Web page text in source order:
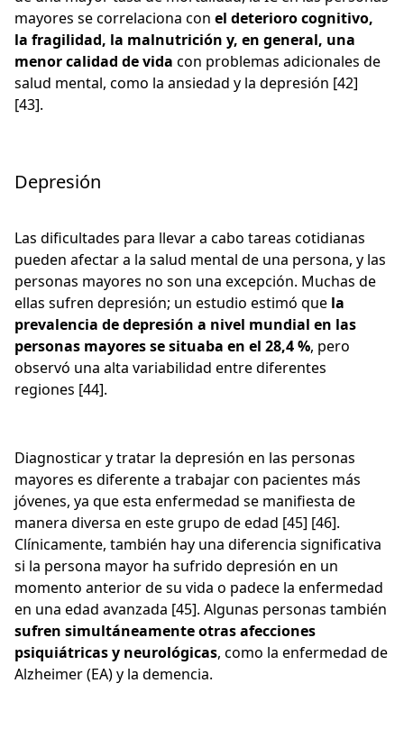
mayores se correlaciona con el deterioro cognitivo,
la fragilidad, la malnutrición y, en general, una
menor calidad de vida con problemas adicionales de
salud mental, como la ansiedad y la depresión [42]
[43].
Depresión
Las dificultades para llevar a cabo tareas cotidianas
pueden afectar a la salud mental de una persona, y las
personas mayores no son una excepción. Muchas de
ellas sufren depresión; un estudio estimó que la
prevalencia de depresión a nivel mundial en las
personas mayores se situaba en el 28,4 %, pero
observó una alta variabilidad entre diferentes
regiones [44].
Diagnosticar y tratar la depresión en las personas
mayores es diferente a trabajar con pacientes más
jóvenes, ya que esta enfermedad se manifiesta de
manera diversa en este grupo de edad [45] [46].
Clínicamente, también hay una diferencia significativa
si la persona mayor ha sufrido depresión en un
momento anterior de su vida o padece la enfermedad
en una edad avanzada [45]. Algunas personas también
sufren simultáneamente otras afecciones
psiquiátricas y neurológicas, como la enfermedad de
Alzheimer (EA) y la demencia.